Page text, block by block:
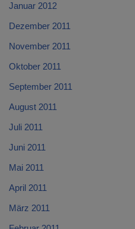
Januar 2012
Dezember 2011
November 2011
Oktober 2011
September 2011
August 2011
Juli 2011
Juni 2011
Mai 2011
April 2011
März 2011